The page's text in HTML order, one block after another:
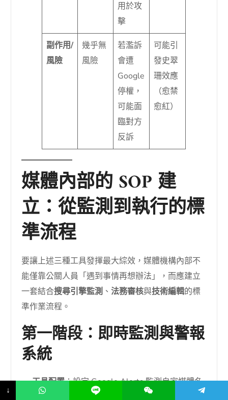
用於攻
擊
副作用/
風險
幾乎無
風險
若濫訴
會遭
Google
停權，
可能面
臨對方
反訴
可能引
發史翠
珊效應
（愈禁
愈紅）
媒體內部的 SOP 建
立：從監測到執行的標
準流程
要讓上述三種工具發揮最大綜效，媒體機構內部不
能僅靠公關人員「遇到事情再想辦法」，而應建立
一套結合搜尋引擎監測 、法務審核與技術編輯的標
準作業流程。
第一階段：即時監測與警報
系統
工具配置：設定 Google Alerts 監測自家媒體名
↓